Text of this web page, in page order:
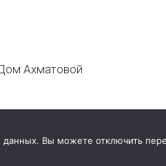
Ахматовой
данных. Вы можете отключить